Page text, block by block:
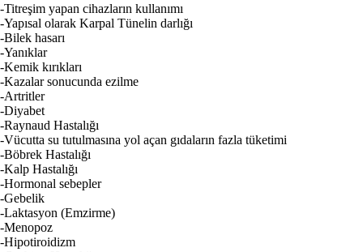
-Titreşim yapan cihazların kullanımı
-Yapısal olarak Karpal Tünelin darlığı
-Bilek hasarı
-Yanıklar
-Kemik kırıkları
-Kazalar sonucunda ezilme
-Artritler
-Diyabet
-Raynaud Hastalığı
-Vücutta su tutulmasına yol açan gıdaların fazla tüketimi
-Böbrek Hastalığı
-Kalp Hastalığı
-Hormonal sebepler
-Gebelik
-Laktasyon (Emzirme)
-Menopoz
-Hipotiroidizm